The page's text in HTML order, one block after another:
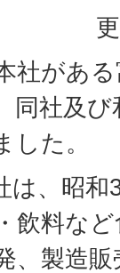
がある
同社及
した。
、昭和
飲料な
、製造